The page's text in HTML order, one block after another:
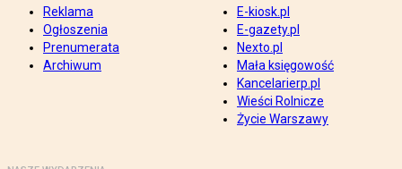
Reklama
Ogłoszenia
Prenumerata
Archiwum
E-kiosk.pl
E-gazety.pl
Nexto.pl
Mała księgowość
Kancelarierp.pl
Wieści Rolnicze
Życie Warszawy